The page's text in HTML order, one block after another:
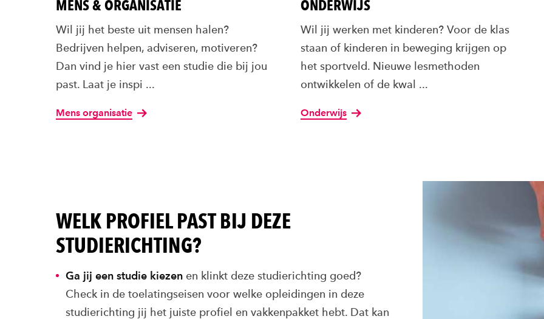
MENS & ORGANISATIE
Wil jij het beste uit mensen halen?
Bedrijven helpen, adviseren, motiveren?
Dan vind je hier vast een studie die bij jou
past. Laat je inspi ...
Mens organisatie
ONDERWIJS
Wil jij werken met kinderen? Voor de klas
staan of kinderen in beweging krijgen op
het sportveld. Nieuwe lesmethoden
ontwikkelen of de kwal ...
Onderwijs
WELK PROFIEL PAST BIJ DEZE
STUDIERICHTING?
Ga jij een studie kiezen en klinkt deze studierichting goed?
Check in de toelatingseisen voor welke opleidingen in deze
studierichting jij het juiste profiel en vakkenpakket hebt. Dat kan